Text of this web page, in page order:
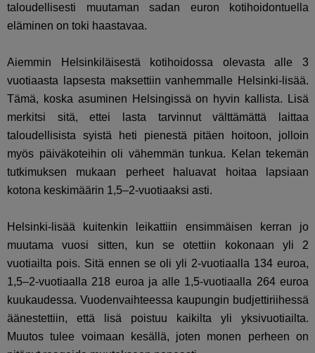
taloudellisesti muutaman sadan euron kotihoidontuella
eläminen on toki haastavaa.
Aiemmin Helsinkiläisestä kotihoidossa olevasta alle 3
vuotiaasta lapsesta maksettiin vanhemmalle Helsinki-lisää.
Tämä, koska asuminen Helsingissä on hyvin kallista. Lisä
merkitsi sitä, ettei lasta tarvinnut välttämättä laittaa
taloudellisista syistä heti pienestä pitäen hoitoon, jolloin
myös päiväkoteihin oli vähemmän tunkua. Kelan tekemän
tutkimuksen mukaan perheet haluavat hoitaa lapsiaan
kotona keskimäärin 1,5–2-vuotiaaksi asti.
Helsinki-lisää kuitenkin leikattiin ensimmäisen kerran jo
muutama vuosi sitten, kun se otettiin kokonaan yli 2
vuotiailta pois. Sitä ennen se oli yli 2-vuotiaalla 134 euroa,
1,5–2-vuotiaalla 218 euroa ja alle 1,5-vuotiaalla 264 euroa
kuukaudessa. Vuodenvaihteessa kaupungin budjettiriihessä
äänestettiin, että lisä poistuu kaikilta yli yksivuotiailta.
Muutos tulee voimaan kesällä, joten monen perheen on